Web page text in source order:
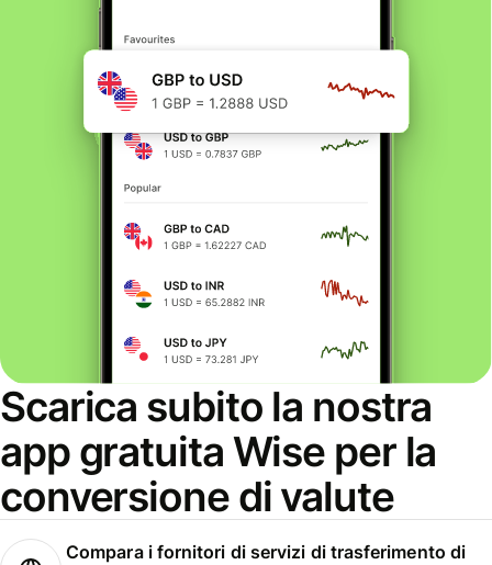
Scarica subito la nostra
app gratuita Wise per la
conversione di valute
Compara i fornitori di servizi di trasferimento di